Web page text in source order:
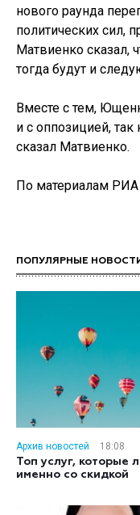
нового раунда
политических сил,
Матвиенко сказал,
тогда будут и
Вместе с тем,
и с оппозицией,
сказал Матвиенко.
По материалам РИА
ПОПУЛЯРНЫЕ
Архив новостей
18:08
Топ услуг, которые
именно со скидкой